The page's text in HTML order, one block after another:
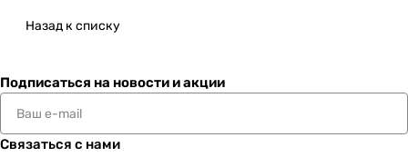
Назад к списку
Подписаться на новости и акции
Связаться с нами